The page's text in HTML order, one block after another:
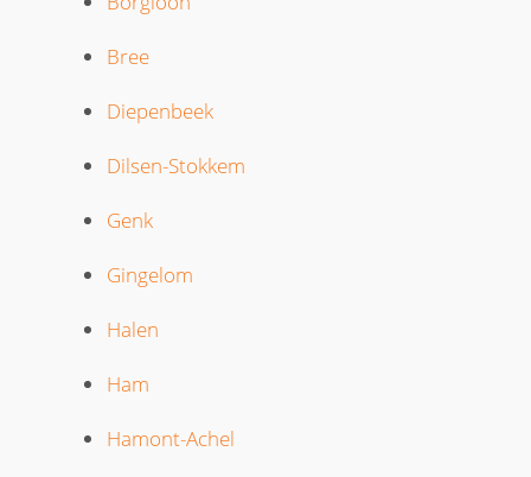
Bree
Diepenbeek
Dilsen-Stokkem
Genk
Gingelom
Halen
Ham
Hamont-Achel